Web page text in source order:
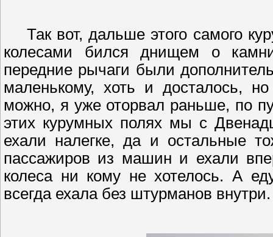
Так вот, дальше этого самого
колесами бился днищем о
передние рычаги были
маленькому, хоть и досталось,
можно, я уже оторвал раньше, по
этих курумных полях мы с Д
ехали налегке, да и остальные
пассажиров из машин и ехали
колеса ни кому не хотелось. А
всегда ехала без штурманов внутри.